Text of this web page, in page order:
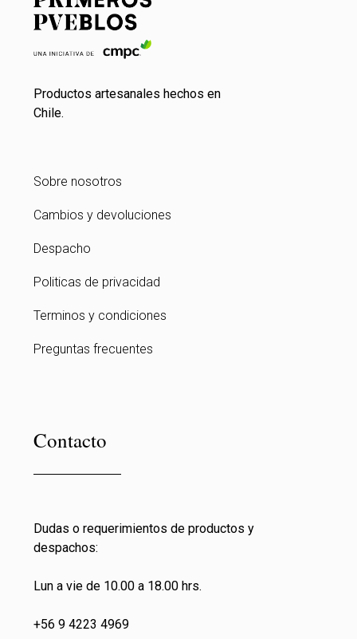
Productos artesanales hechos en
Chile.
Sobre nosotros
Cambios y devoluciones
Despacho
Politicas de privacidad
Terminos y condiciones
Preguntas frecuentes
Contacto
Dudas o requerimientos de productos y
despachos:
Lun a vie de 10.00 a 18.00 hrs.
+56 9 4223 4969